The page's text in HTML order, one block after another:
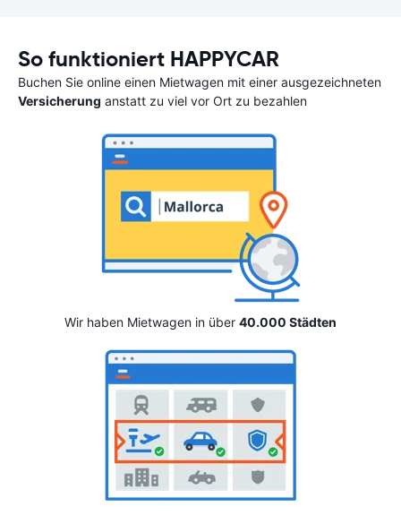
So funktioniert HAPPYCAR
Buchen Sie online einen Mietwagen mit einer ausgezeichneten
Versicherung anstatt zu viel vor Ort zu bezahlen
Wir haben Mietwagen in über 40.000 Städten